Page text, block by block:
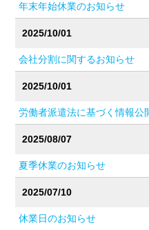
年末年始休業のお知らせ
2025/10/01
会社分割に関するお知らせ
2025/10/01
労働者派遣法に基づく情報公
2025/08/07
夏季休業のお知らせ
2025/07/10
休業日のお知らせ